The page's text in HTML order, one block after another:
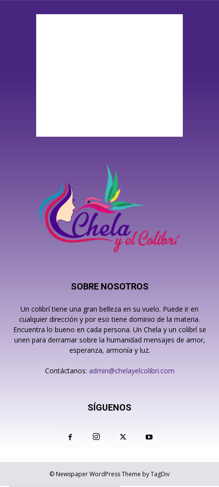
SOBRE NOSOTROS
Un colibrí tiene una gran belleza en su vuelo. Puede ir en
cualquier dirección y por eso tiene dominio de la materia.
Encuentra lo bueno en cada persona. Un Chela y un colibrí se
unen para derramar sobre la humanidad mensajes de amor,
esperanza, armonía y luz.
Contáctanos: admin@chelayelcolibri.com
SÍGUENOS
© Newspaper WordPress Theme by TagDiv